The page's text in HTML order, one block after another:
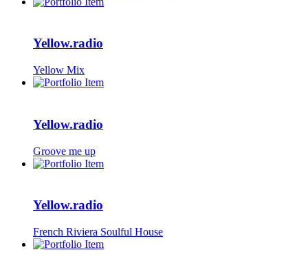
Yellow.radio
Yellow Mix
Yellow.radio
Groove me up
Yellow.radio
French Riviera Soulful House